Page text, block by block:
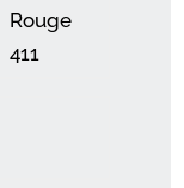
Rouge
411